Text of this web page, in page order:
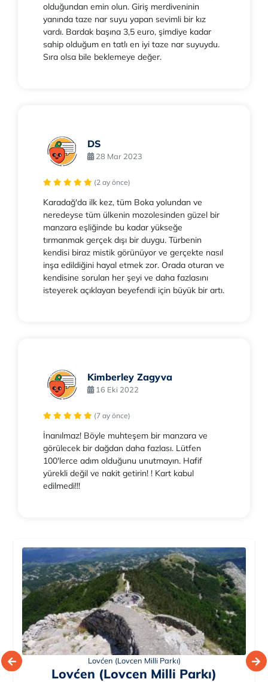
olduğundan emin olun. Giriş merdiveninin
yanında taze nar suyu yapan sevimli bir kız
vardı. Bardak başına 3,5 euro, şimdiye kadar
sahip olduğum en tatlı en iyi taze nar suyuydu.
Sıra olsa bile beklemeye değer.
DS
28 Mar 2023
(2 ay önce)
Karadağ'da ilk kez, tüm Boka yolundan ve
neredeyse tüm ülkenin mozolesinden güzel bir
manzara eşliğinde bu kadar yükseğe
tırmanmak gerçek dışı bir duygu. Türbenin
kendisi biraz mistik görünüyor ve gerçekte nasıl
inşa edildiğini hayal etmek zor. Orada oturan ve
kendisine sorulan her şeyi ve daha fazlasını
isteyerek açıklayan beyefendi için büyük bir artı.
Kimberley Zagyva
16 Eki 2022
(7 ay önce)
İnanılmaz! Böyle muhteşem bir manzara ve
görülecek bir dağdan daha fazlası. Lütfen
100'lerce adım olduğunu unutmayın. Hafif
yürekli değil ve nakit getirin! ! Kart kabul
edilmedi!!!
Lovćen (Lovcen Milli Parkı)
Lovćen (Lovcen Milli Parkı)